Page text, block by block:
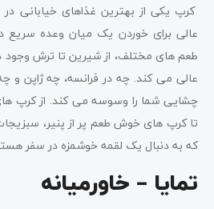
کرپ یکی از بهترین غذاهای خیابانی
عالی برای خوردن یک میان وعده
طعم های مختلف، از شیرین تا ترش وجود
عالی می کند. چه در فرانسه، چه ژاپن
چشایی شما را وسوسه می کند. از کرپ
تا کرپ های خوش طعم پر از پنیر،
که به دنبال یک لقمه خوشمزه در سفر
تمایا – خاورمیانه